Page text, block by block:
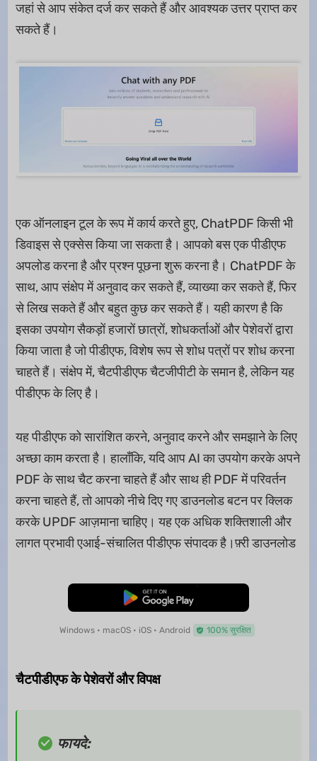
जहां से आप संकेत दर्ज कर सकते हैं और आवश्यक उत्तर प्राप्त कर
सकते हैं।
एक ऑनलाइन टूल के रूप में कार्य करते हुए, ChatPDF किसी भी
डिवाइस से एक्सेस किया जा सकता है। आपको बस एक पीडीएफ
अपलोड करना है और प्रश्न पूछना शुरू करना है। ChatPDF के
साथ, आप संक्षेप में अनुवाद कर सकते हैं, व्याख्या कर सकते हैं, फिर
से लिख सकते हैं और बहुत कुछ कर सकते हैं। यही कारण है कि
इसका उपयोग सैकड़ों हजारों छात्रों, शोधकर्ताओं और पेशेवरों द्वारा
किया जाता है जो पीडीएफ, विशेष रूप से शोध पत्रों पर शोध करना
चाहते हैं। संक्षेप में, चैटपीडीएफ चैटजीपीटी के समान है, लेकिन यह
पीडीएफ के लिए है।
यह पीडीएफ को सारांशित करने, अनुवाद करने और समझाने के लिए
अच्छा काम करता है। हालाँकि, यदि आप AI का उपयोग करके अपने
PDF के साथ चैट करना चाहते हैं और साथ ही PDF में परिवर्तन
करना चाहते हैं, तो आपको नीचे दिए गए डाउनलोड बटन पर क्लिक
करके UPDF आज़माना चाहिए। यह एक अधिक शक्तिशाली और
लागत प्रभावी एआई-संचालित पीडीएफ संपादक है।फ़्री डाउनलोड
मुफ्त डाउनलोड
Windows • macOS • iOS • Android 100% सुरक्षित
चैटपीडीएफ के पेशेवरों और विपक्ष
फायदे: